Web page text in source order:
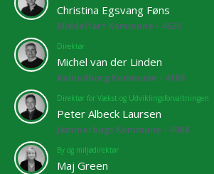
Christina Egsvang Føns
Middelfart Kommune - 4525
Direktør
Michel van der Linden
Kalundborg Kommune - 4108
Direktør for Vækst og Udviklingsforvaltningen
Peter Albeck Laursen
Jammerbugt Kommune - 4068
By og miljødirektør
Maj Green